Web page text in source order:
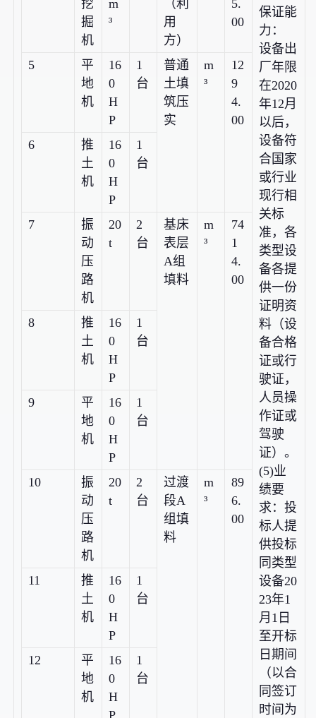
保证能
力：
设备出
厂年限
在2020
年12月
以后，
设备符
合国家
或行业
现行相
关标
准，各
类型设
备各提
供一份
证明资
料（设
备合格
证或行
驶证，
人员操
作证或
驾驶
证）。
(5)业
绩要
求：投
标人提
供投标
同类型
设备20
23年1
月1日
至开标
日期间
（以合
同签订
时间为
挖
掘
机
m
³
（利
用
方）
5.
00
5
平
地
机
16
0
H
P
1
台
普通
土填
筑压
实
m
³
12
9
4.
00
6
推
土
机
16
0
H
P
1
台
7
振
动
压
路
机
20
t
2
台
基床
表层
A组
填料
m
³
74
1
4.
00
8
推
土
机
16
0
H
P
1
台
9
平
地
机
16
0
H
P
1
台
10
振
动
压
路
机
20
t
2
台
过渡
段A
组填
料
m
³
89
6.
00
11
推
土
机
16
0
H
P
1
台
12
平
地
机
16
0
H
P
1
台